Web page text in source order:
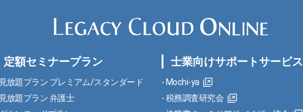
定額セミナープラン
見放題プラン プレミアム/スタンダード
見放題プラン 弁護士
士業向けサポートサービス
Mochi-ya
税務調査研究会